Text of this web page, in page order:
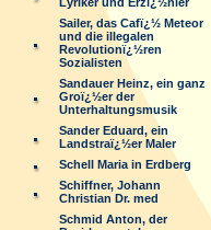
Sailer, das Cafï¿½ Meteor
und die illegalen
Revolutionï¿½ren
Sozialisten
Sandauer Heinz, ein ganz
Groï¿½er der
Unterhaltungsmusik
Sander Eduard, ein
Landstraï¿½er Maler
Schell Maria in Erdberg
Schiffner, Johann
Christian Dr. med
Schmid Anton, der